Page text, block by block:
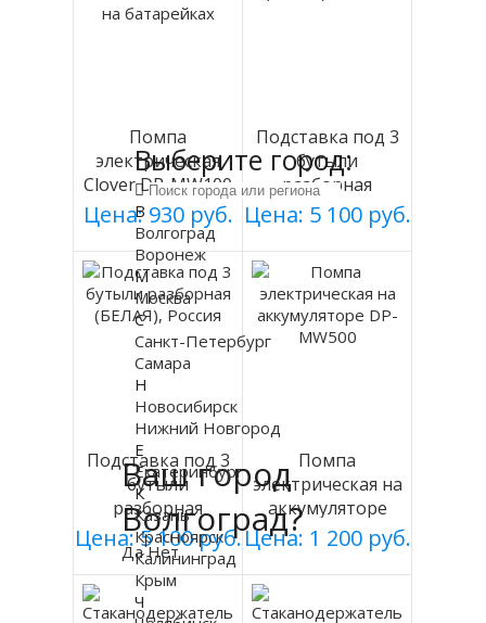
Помпа
электрическая
Clover DP-MW100
на батарейках
Цена: 930 руб.
Подставка под 3
бутыли
разборная
(СЕРАЯ), Россия
Цена: 5 100 руб.
Подставка под 3
бутыли
разборная
(БЕЛАЯ), Россия
Цена: 5 100 руб.
Помпа
электрическая на
аккумуляторе
DP-MW500
Цена: 1 200 руб.
Ваш город
Волгоград?
Да Нет
Выберите город:
В
Волгоград
Воронеж
М
Москва
С
Санкт-Петербург
Самара
Н
Новосибирск
Нижний Новгород
Е
Екатеринбург
К
Казань
Красноярск
Калининград
Крым
Ч